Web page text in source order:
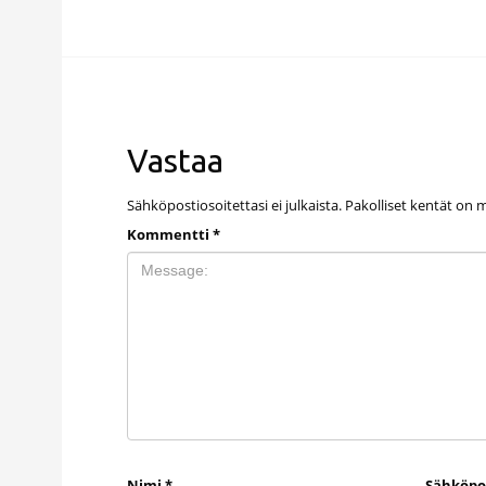
Vastaa
Sähköpostiosoitettasi ei julkaista. Pakolliset kentät on
Kommentti *